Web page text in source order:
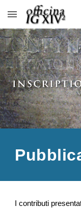
Skip to main content
I contributi